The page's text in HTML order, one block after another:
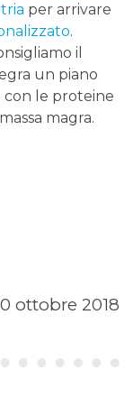
per arrivare
.
il
un piano
le proteine
magra.
ottobre 2018